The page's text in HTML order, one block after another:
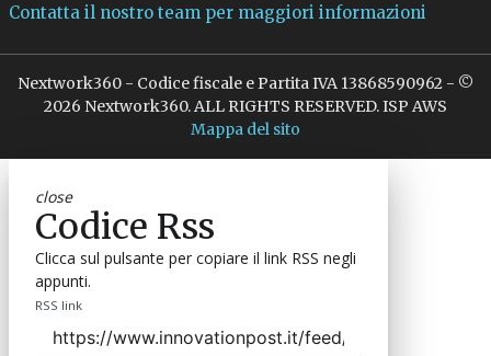
Contatta il nostro team per maggiori informazioni
Nextwork360 - Codice fiscale e Partita IVA 13868590962 - ©
2026 Nextwork360. ALL RIGHTS RESERVED. ISP AWS
Mappa del sito
close
Codice Rss
Clicca sul pulsante per copiare il link RSS negli
appunti.
RSS link